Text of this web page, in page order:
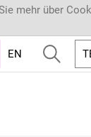
mehr über
EN